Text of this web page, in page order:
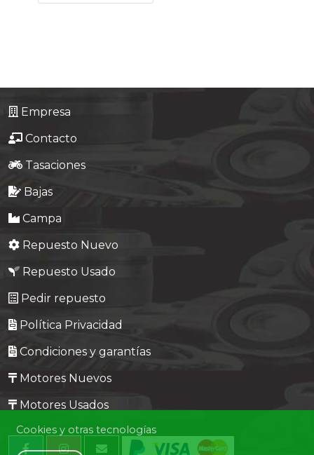
Empresa
Contacto
Tasaciones
Bajas
Campa
Repuesto Nuevo
Repuesto Usado
Pedir repuesto
Política Privacidad
Condiciones y garantías
Motores Nuevos
Motores Usados
Cookies y otras tecnologías